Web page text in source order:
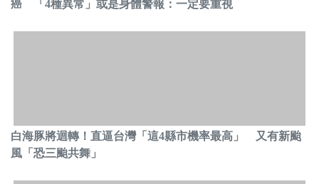
癌 「4種異常」或是身體警報：一定要重視
白海豚將迴轉！直逼台灣「這4縣市機率最高」 又有新颱
風「恐三颱共舞」